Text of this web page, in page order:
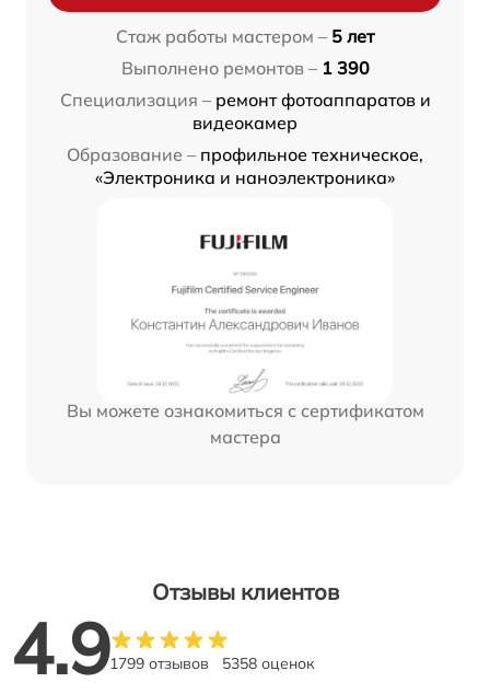
Стаж работы мастером – 5 лет
Выполнено ремонтов – 1 390
Специализация – ремонт фотоаппаратов и
видеокамер
Образование – профильное техническое,
«Электроника и наноэлектроника»
Вы можете ознакомиться с сертификатом
мастера
Отзывы клиентов
4.91799 отзывов 5358 оценок